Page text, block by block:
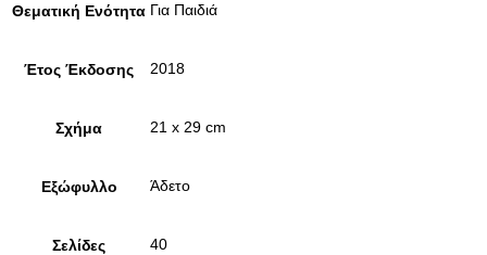
Θεματική Ενότητα Για Παιδιά
Έτος Έκδοσης 2018
Σχήμα 21 x 29 cm
Εξώφυλλο Άδετο
Σελίδες 40